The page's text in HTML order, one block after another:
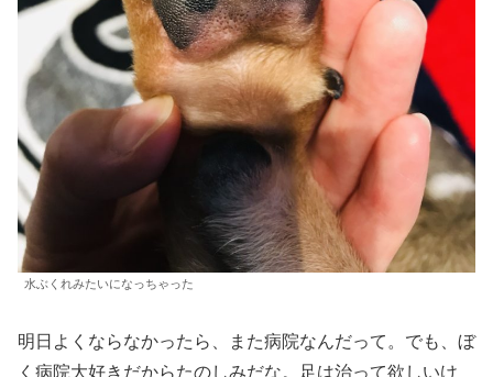
水ぶくれみたいになっちゃった
明日よくならなかったら、また病院なんだって。でも、ぼ
く病院大好きだからたのしみだな。足は治って欲しいけ